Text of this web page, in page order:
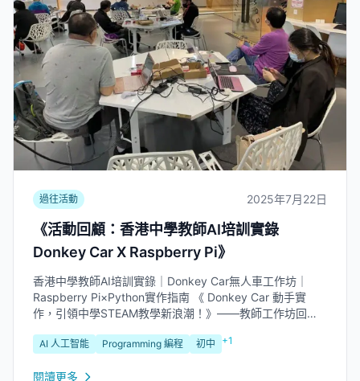
過往活動 2025年7月22日
《活動回顧：香港中學教師AI培訓實錄
Donkey Car X Raspberry Pi》
香港中學教師AI培訓實錄｜Donkey Car無人車工作坊｜
Raspberry Pi×Python實作指南 《 Donkey Car 動手實
作，引領中學STEAM教學新浪潮！》——教師工作坊回顧
列：在中學...
AI 人工智能 Programming 編程 初中 +1
閱讀更多